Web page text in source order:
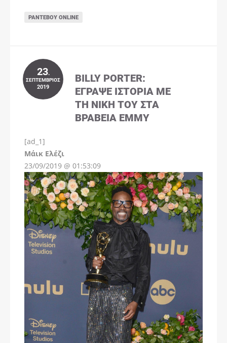
ΡΑΝΤΕΒΟΎ ONLINE
23.
ΣΕΠΤΈΜΒΡΙΟΣ
2019
BILLY PORTER:
ΈΓΡΑΨΕ ΙΣΤΟΡΊΑ ΜΕ
ΤΗ ΝΊΚΗ ΤΟΥ ΣΤΑ
ΒΡΑΒΕΊΑ EMMY
[ad_1]
Μάικ ΕλέζιInstagram
23/09/2019 @ 01:53:09